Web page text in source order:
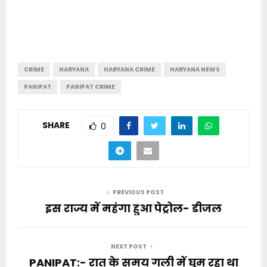
CRIME HARYANA HARYANA CRIME
HARYANA NEWS
PANIPAT
PANIPAT CRIME
SHARE 0
PREVIOUS POST
इस राज्य में महंगा हुआ पेट्रोल- डीजल
NEXT POST
PANIPAT:- रात के समय गली में घूम रहा था